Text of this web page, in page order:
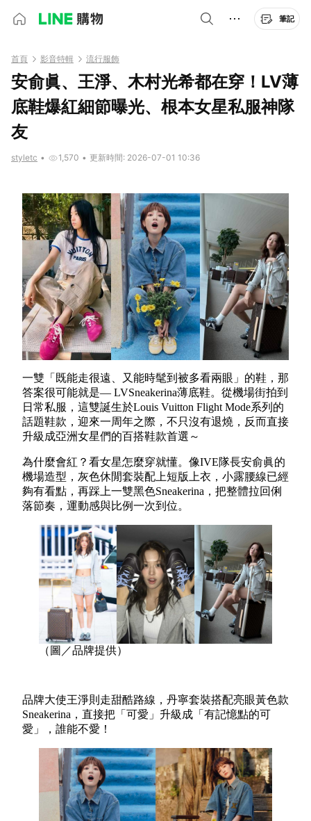
筆記
首頁 影音特輯 流行服飾
安俞眞、王淨、木村光希都在穿！LV薄
底鞋爆紅細節曝光、根本女星私服神隊
友
styletc • 1,570 • 更新時間: 2026-07-01 10:36
一雙「既能走很遠、又能時髦到被多看兩眼」的鞋，那
答案很可能就是— LVSneakerina薄底鞋。從機場街拍到
日常私服，這雙誕生於Louis Vuitton Flight Mode系列的
話題鞋款，迎來一周年之際，不只沒有退燒，反而直接
升級成亞洲女星們的百搭鞋款首選～
為什麼會紅？看女星怎麼穿就懂。像IVE隊長安俞眞的
機場造型，灰色休閒套裝配上短版上衣，小露腰線已經
夠有看點，再踩上一雙黑色Sneakerina，把整體拉回俐
落節奏，運動感與比例一次到位。
（圖／品牌提供）
品牌大使王淨則走甜酷路線，丹寧套裝搭配亮眼黃色款
Sneakerina，直接把「可愛」升級成「有記憶點的可
愛」，誰能不愛！